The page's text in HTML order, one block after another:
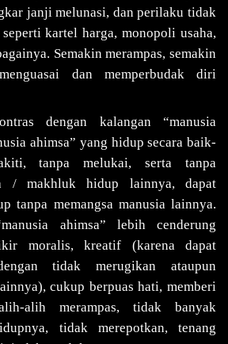
janji melunasi, dan perilaku tidak
kartel harga, monopoli usaha,
Semakin merampas, semakin
dan memperbudak diri
dengan kalangan “manusia
ahimsa” yang hidup secara baik-
tanpa melukai, serta tanpa
/ makhluk hidup lainnya, dapat
tanpa memangsa manusia lainnya.
ahimsa” lebih cenderung
moralis, kreatif (karena dapat
tidak merugikan ataupun
cukup berpuas hati, memberi
alih merampas, tidak banyak
tidak merepotkan, tenang